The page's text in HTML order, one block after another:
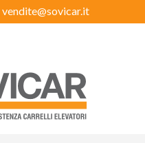
vendite@sovicar.it